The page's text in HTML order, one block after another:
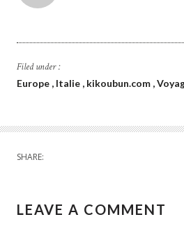
Filed under :
Europe Italie kikoubun.com
SHARE:
LEAVE A COMMENT